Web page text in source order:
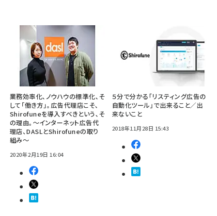
業務効率化、ノウハウの標準化、そ
して「働き方」。広告代理店こそ、
Shirofuneを導入すべきという、そ
の理由。〜インターネット広告代
理店、DASLとShirofuneの取り
組み〜
2020年2月19日 16:04
５分で分かる「リスティング広告の
自動化ツール」で出来ること／出
来ないこと
2018年11月28日 15:43